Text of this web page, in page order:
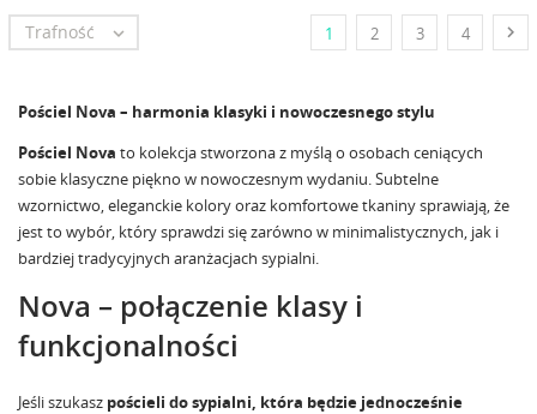
Trafność  1 2 3 4 
Pościel Nova – harmonia klasyki i nowoczesnego stylu
Pościel Nova to kolekcja stworzona z myślą o osobach ceniących
sobie klasyczne piękno w nowoczesnym wydaniu. Subtelne
wzornictwo, eleganckie kolory oraz komfortowe tkaniny sprawiają, że
jest to wybór, który sprawdzi się zarówno w minimalistycznych, jak i
bardziej tradycyjnych aranżacjach sypialni.
Nova – połączenie klasy i
funkcjonalności
Jeśli szukasz pościeli do sypialni, która będzie jednocześnie